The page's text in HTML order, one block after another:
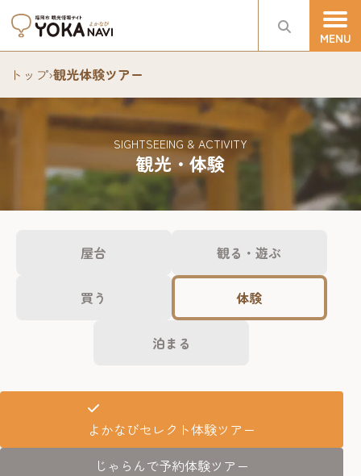
トップ›観光体験ツアー
観光・体験
SIGHTSEEING & ACTIVITY
屋台 観る・遊ぶ
買う 体験
泊まる
よかなびセレクト体験ツアー
じゃらんで予約体験ツアー